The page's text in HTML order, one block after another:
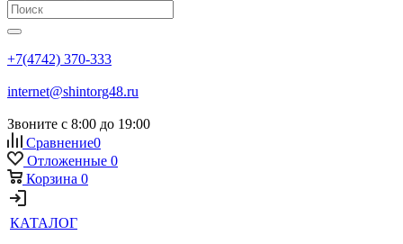
+7(4742) 370-333
internet@shintorg48.ru
Звоните с 8:00 до 19:00
Сравнение0
Отложенные 0
Корзина 0
КАТАЛОГ